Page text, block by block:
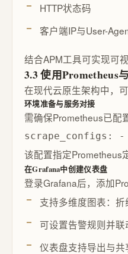
HTTP状态码
客户端IP与User-
结合APM工具可实现可
3.3 使用Prometheus
在现代云原生架构中，
环境准备与服务对接
需确保Prometheus已配
scrape_configs:
该配置指定Prometheus
在Grafana中创建仪表盘
登录Grafana后，添加
支持多维度图表：
可设置告警规则并
仪表盘支持导出与